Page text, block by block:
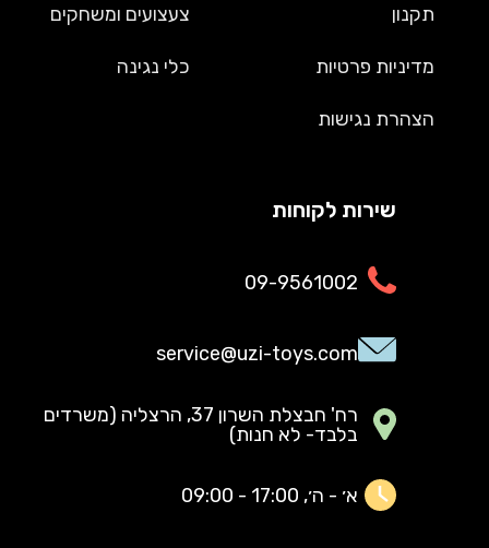
תקנון
מדיניות פרטיות
הצהרת נגישות
צעצועים ומשחקים
כלי נגינה
שירות לקוחות
09-9561002
service@uzi-toys.com
רח' חבצלת השרון 37, הרצליה (משרדים
בלבד- לא חנות)
א׳ - ה׳, 17:00 - 09:00